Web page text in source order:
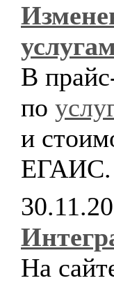
В
по
и
ЕГАИС.
На